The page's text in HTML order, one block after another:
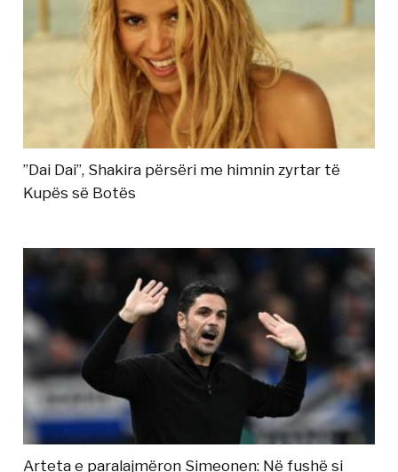
”Dai Dai”, Shakira përsëri me himnin zyrtar të
Kupës së Botës
Arteta e paralajmëron Simeonen: Në fushë si